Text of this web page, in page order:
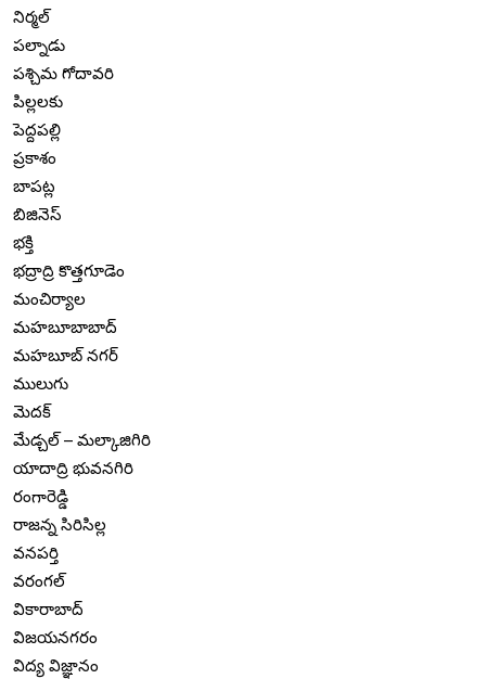
నిర్మల్
పల్నాడు
పశ్చిమ గోదావరి
పిల్లలకు
పెద్దపల్లి
ప్రకాశం
బాపట్ల
బిజినెస్
భక్తి
భద్రాద్రి కొత్తగూడెం
మంచిర్యాల
మహబూబాబాద్
మహబూబ్ నగర్
ములుగు
మెదక్
మేడ్చల్ – మల్కాజిగిరి
యాదాద్రి భువనగిరి
రంగారెడ్డి
రాజన్న సిరిసిల్ల
వనపర్తి
వరంగల్
వికారాబాద్
విజయనగరం
విద్య విజ్ఞానం